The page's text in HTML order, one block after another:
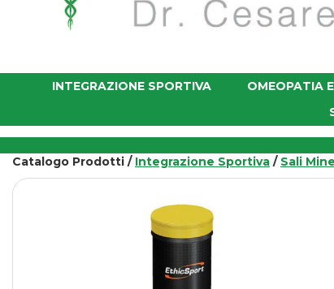
INTEGRAZIONE SPORTIVA OMEOPATIA
Catalogo Prodotti / Integrazione Sportiva / Sali